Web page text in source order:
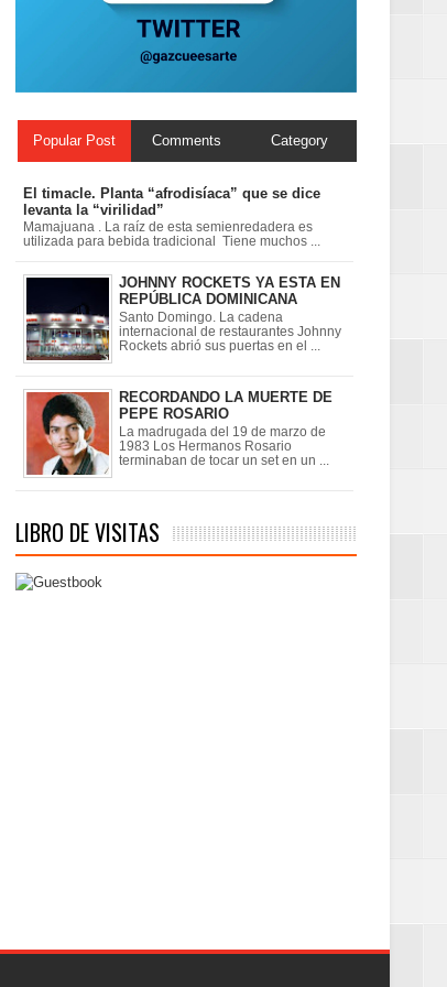
Popular Post Comments Category
El timacle. Planta “afrodisíaca” que se dice
levanta la “virilidad”
Mamajuana . La raíz de esta semienredadera es
utilizada para bebida tradicional Tiene muchos ...
JOHNNY ROCKETS YA ESTA EN
REPÚBLICA DOMINICANA
Santo Domingo. La cadena
internacional de restaurantes Johnny
Rockets abrió sus puertas en el ...
RECORDANDO LA MUERTE DE
PEPE ROSARIO
La madrugada del 19 de marzo de
1983 Los Hermanos Rosario
terminaban de tocar un set en un ...
LIBRO DE VISITAS